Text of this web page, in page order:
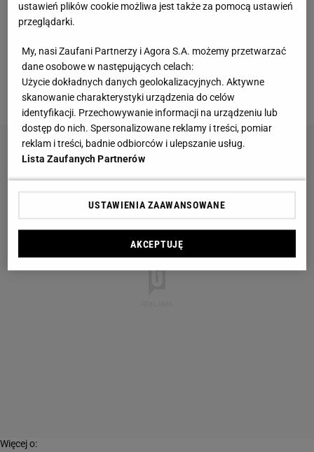
W Sinsay zostały ostatnie sztuki - te firany za 25
Ta luksusowa enklawa na Phuket była kiedyś
kopalnią cyny. Jak "blizna" na mapie wyspy stała
się rajem?
Więcej o:
ustawień plików cookie możliwa jest także za pomocą ustawień
przeglądarki.
My, nasi Zaufani Partnerzy i Agora S.A. możemy przetwarzać
dane osobowe w następujących celach:
Użycie dokładnych danych geolokalizacyjnych. Aktywne
skanowanie charakterystyki urządzenia do celów
identyfikacji. Przechowywanie informacji na urządzeniu lub
dostęp do nich. Spersonalizowane reklamy i treści, pomiar
reklam i treści, badnie odbiorców i ulepszanie usług.
Lista Zaufanych Partnerów
USTAWIENIA ZAAWANSOWANE
AKCEPTUJĘ